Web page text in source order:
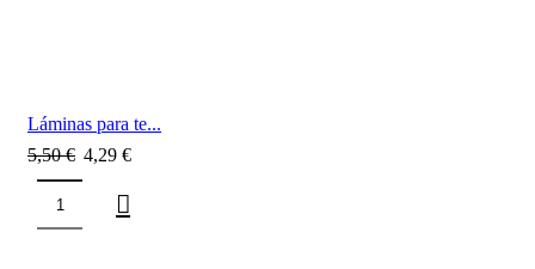
Láminas para te...
5,50€ 4,29 €